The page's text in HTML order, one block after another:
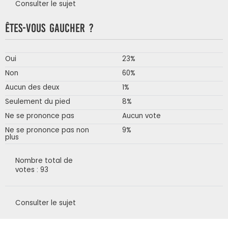
Consulter le sujet
Êtes-vous gaucher ?
Oui
23%
Non
60%
Aucun des deux
1%
Seulement du pied
8%
Ne se prononce pas
Aucun vote
Ne se prononce pas non
plus
9%
Nombre total de
votes : 93
Consulter le sujet